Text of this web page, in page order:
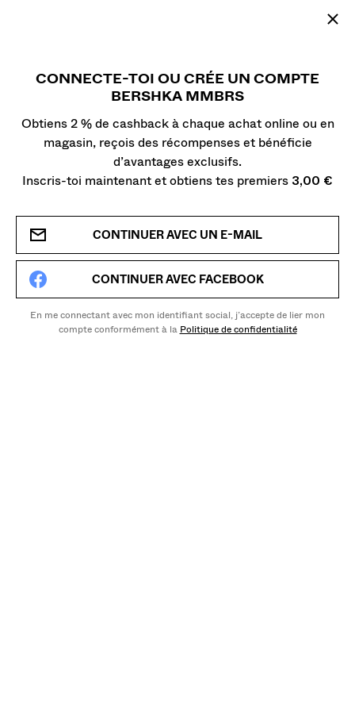
CONNECTE-TOI OU CRÉE UN COMPTE
BERSHKA MMBRS
Obtiens 2 % de cashback à chaque achat online ou en
magasin, reçois des récompenses et bénéficie
d’avantages exclusifs.
Inscris-toi maintenant et obtiens tes premiers 3,00 €
CONTINUER AVEC UN E-MAIL
CONTINUER AVEC FACEBOOK
En me connectant avec mon identifiant social, j’accepte de lier mon
compte conformément à la Politique de confidentialité